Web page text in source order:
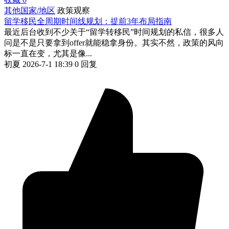
其他国家/地区 政策观察
留学移民全周期时间线规划：提前3年布局指南
最近后台收到不少关于“留学转移民”时间规划的私信，很多人
问是不是只要拿到offer就能稳拿身份。其实不然，政策的风向
标一直在变，尤其是像...
初夏 2026-7-1 18:39 0 回复